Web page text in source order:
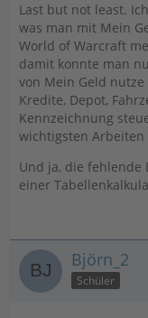
Last but not least.
was man mit Mein
World of Warcraft
damit konnte man
von Mein Geld
Kredite, Depot,
Kennzeichnung
wichtigsten
Und ja, die fehlende
einer
Björn_2
Schüler